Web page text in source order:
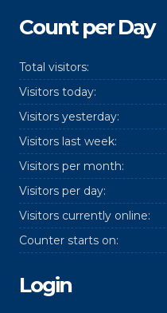
Count per Day
Total visitors:
Visitors today:
Visitors yesterday:
Visitors last week:
Visitors per month:
Visitors per day:
Visitors currently online:
Counter starts on:
Login